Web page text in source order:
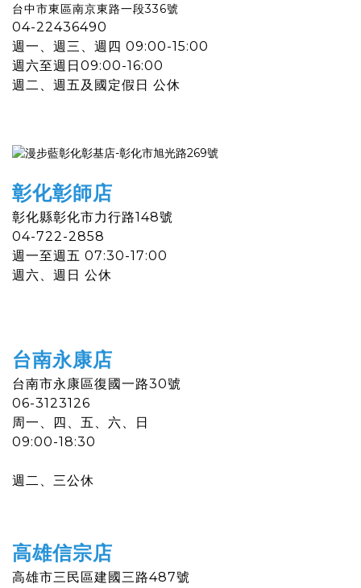
台中市東區南京東路一段336號
04-22436490
週一
週三
週四 09:00-15:00
週六至週日09:00-16:00
週二
週五及國定假日 公休
彰化彰師店
彰化縣彰化市力行路148號
04-722-2858​
週一至週五 07:30-17:00
週六
週日 公休
台南永康店
台南市永康區復國一路30號
06-3123126
周一、四、五、六、日
09:00-18:30
週二、三公休
高雄信宗店
高雄市三民區建國三路487號